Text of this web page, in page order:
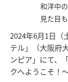
和洋中
見た目
2024年6月1日（
テル」（大阪府
ンピア」にて、
クへようこそ！